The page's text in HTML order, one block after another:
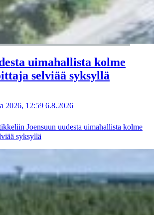
uimahallista kolme
selviää syksyllä
2026, 12:59 6.8.2026
Joensuun uudesta uimahallista kolme
syksyllä